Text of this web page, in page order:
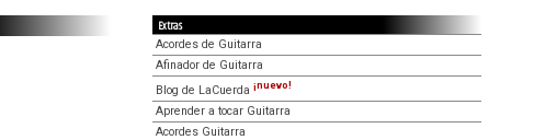
Extras
Acordes de Guitarra
Afinador de Guitarra
Blog de LaCuerda ¡nuevo!
Aprender a tocar Guitarra
Acordes Guitarra